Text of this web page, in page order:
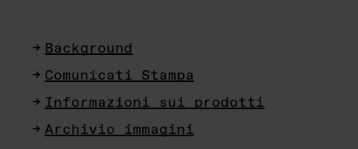
Background
Comunicati Stampa
Informazioni sui prodotti
Archivio immagini